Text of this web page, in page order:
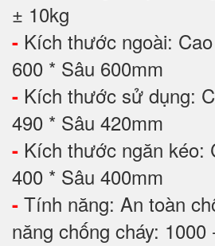
± 10kg
- Kích thước ngoài:
600 * Sâu 600mm
- Kích thước sử dụng:
490 * Sâu 420mm
- Kích thước ngăn kéo:
400 * Sâu 400mm
- Tính năng: An toàn
năng chống cháy: 1000